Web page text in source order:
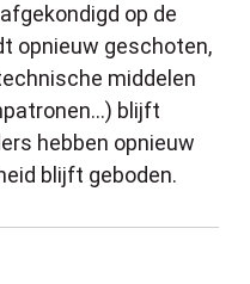
op de
opnieuw geschoten,
middelen
blijft
hebben opnieuw
blijft geboden.